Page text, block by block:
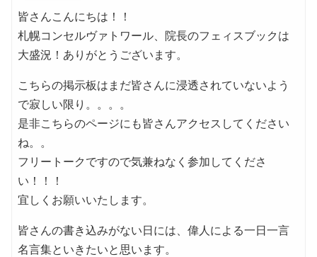
皆さんこんにちは！！
札幌コンセルヴァトワール、院長のフェィスブックは
大盛況！ありがとうございます。
こちらの掲示板はまだ皆さんに浸透されていないよう
で寂しい限り。。。。
是非こちらのページにも皆さんアクセスしてください
ね。。
フリートークですので気兼ねなく参加してくださ
い！！！
宜しくお願いいたします。
皆さんの書き込みがない日には、偉人による一日一言
名言集といきたいと思います。